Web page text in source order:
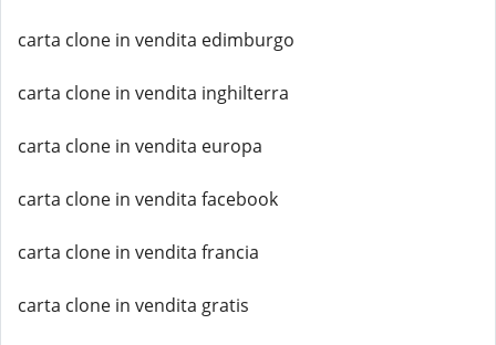
carta clone in vendita edimburgo
carta clone in vendita inghilterra
carta clone in vendita europa
carta clone in vendita facebook
carta clone in vendita francia
carta clone in vendita gratis